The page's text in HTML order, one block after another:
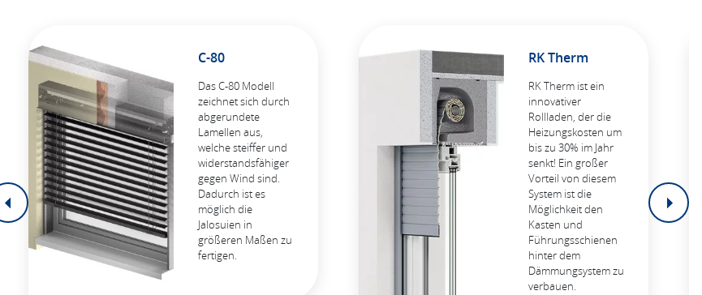
C-80
Das C-80 Modell
zeichnet sich durch
abgerundete
Lamellen aus,
welche steiffer und
widerstandsfähiger
gegen Wind sind.
Dadurch ist es
möglich die
Jalosuien in
größeren Maßen zu
fertigen.
RK Therm
RK Therm ist ein
innovativer
Rollladen, der die
Heizungskosten um
bis zu 30% im Jahr
senkt! Ein großer
Vorteil von diesem
System ist die
Möglichkeit den
Kasten und
Führungsschienen
hinter dem
Dämmungsystem zu
verbauen.